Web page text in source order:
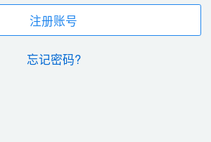
注册账号
忘记密码?